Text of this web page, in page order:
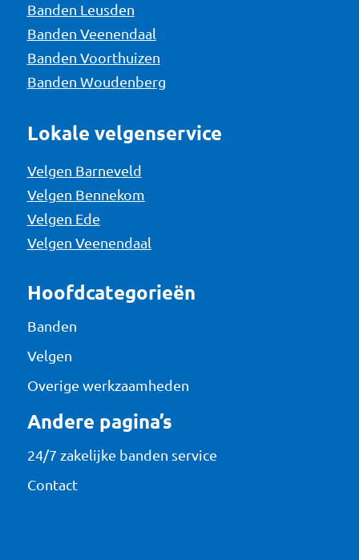
Banden Leusden
Banden Veenendaal
Banden Voorthuizen
Banden Woudenberg
Lokale velgenservice
Velgen Barneveld
Velgen Bennekom
Velgen Ede
Velgen Veenendaal
Hoofdcategorieën
Banden
Velgen
Overige werkzaamheden
Andere pagina’s
24/7 zakelijke banden service
Contact